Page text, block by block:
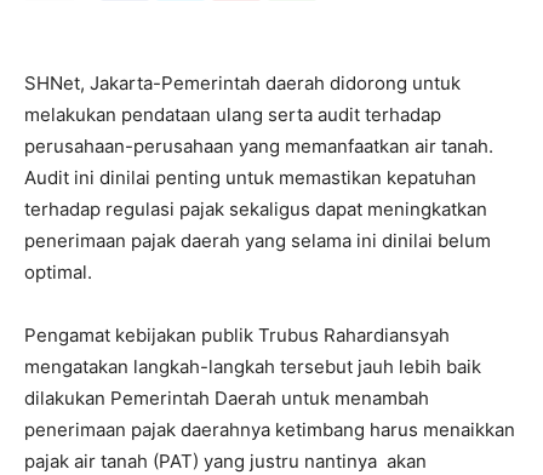
SHNet, Jakarta-Pemerintah daerah didorong untuk
melakukan pendataan ulang serta audit terhadap
perusahaan-perusahaan yang memanfaatkan air tanah.
Audit ini dinilai penting untuk memastikan kepatuhan
terhadap regulasi pajak sekaligus dapat meningkatkan
penerimaan pajak daerah yang selama ini dinilai belum
optimal.
Pengamat kebijakan publik Trubus Rahardiansyah
mengatakan langkah-langkah tersebut jauh lebih baik
dilakukan Pemerintah Daerah untuk menambah
penerimaan pajak daerahnya ketimbang harus menaikkan
pajak air tanah (PAT) yang justru nantinya akan